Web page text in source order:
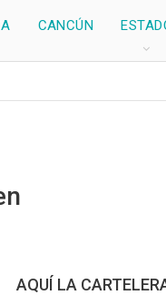
CANCÚN
AQUÍ LA